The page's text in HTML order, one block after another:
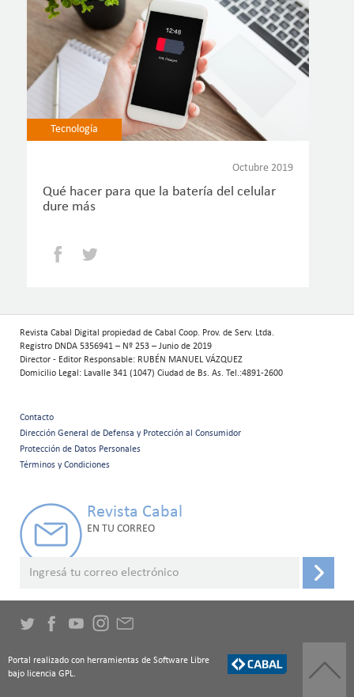
Tecnología
Octubre 2019
Qué hacer para que la batería del celular
dure más
Facebook
Revista Cabal Digital propiedad de Cabal Coop. Prov. de Serv. Ltda.
Registro DNDA 5356941 – Nº 253 – Junio de 2019
Director - Editor Responsable: RUBÉN MANUEL VÁZQUEZ
Domicilio Legal: Lavalle 341 (1047) Ciudad de Bs. As. Tel.:4891-2600
Menú
secundario
Contacto
Dirección General de Defensa y Protección al Consumidor
Protección de Datos Personales
Términos y Condiciones
Revista Cabal
EN TU CORREO
Portal realizado con herramientas de Software Libre
bajo licencia GPL.